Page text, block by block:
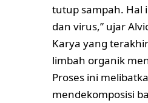
tutup sampah. Hal
dan virus,” ujar
Karya yang
limbah organik
Proses ini
mendekomposisi